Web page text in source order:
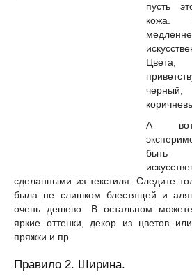
пусть
кожа.
А
быть
сделанными из текстиля. Следите
была не слишком блестящей и
очень дешево. В остальном
яркие оттенки, декор из цветов
пряжки и пр.
Правило 2. Ширина.